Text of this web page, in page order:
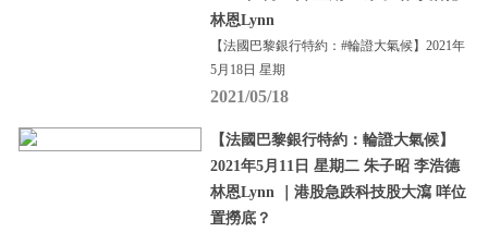
林恩Lynn
【法國巴黎銀行特約：#輪證大氣候】2021年
5月18日 星期
2021/05/18
【法國巴黎銀行特約：輪證大氣候】
2021年5月11日 星期二 朱子昭 李浩德
林恩Lynn ｜港股急跌科技股大瀉 咩位
置撈底？